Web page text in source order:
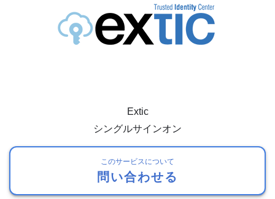
Extic
シングルサインオン
このサービスについて
問い合わせる